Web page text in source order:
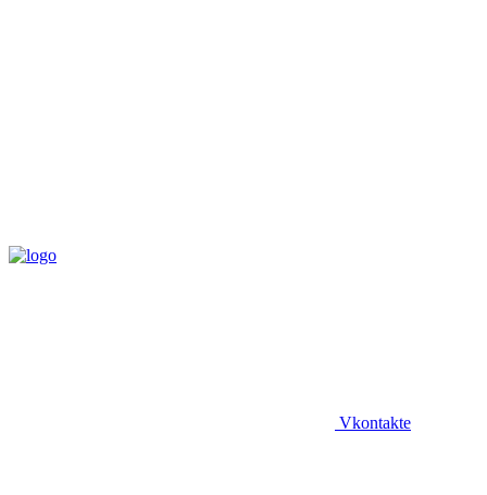
Vkontakte